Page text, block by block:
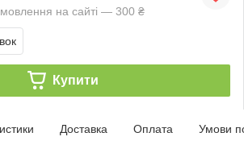
на сайті — 300 ₴
Купити
Доставка Оплата Умови